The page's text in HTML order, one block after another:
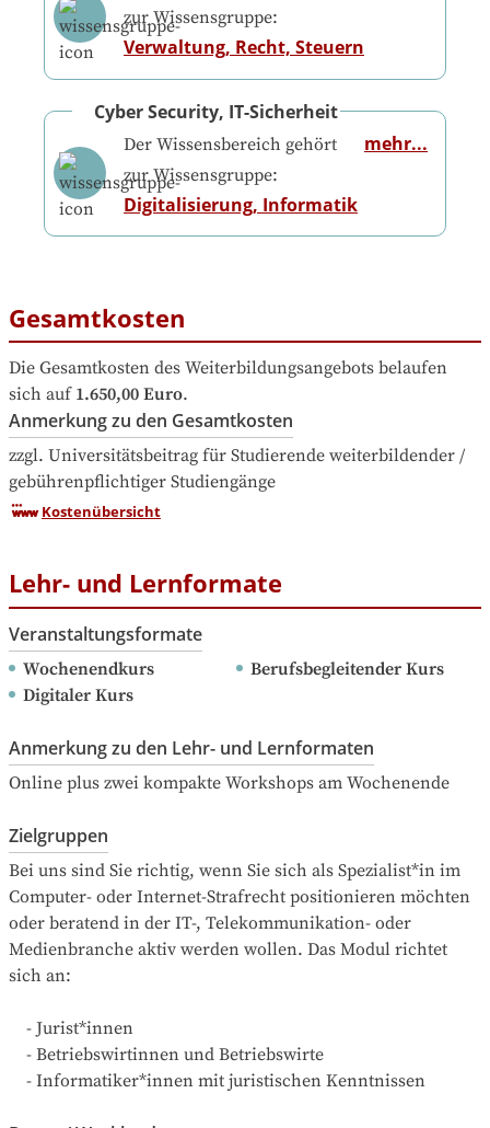
zur Wissensgruppe:
Verwaltung, Recht, Steuern
Cyber Security, IT-Sicherheit
Der Wissensbereich gehört
zur Wissensgruppe:
Digitalisierung, Informatik
mehr...
Gesamtkosten
Die Gesamtkosten des Weiterbildungsangebots belaufen
sich auf 1.650,00 Euro.
Anmerkung zu den Gesamtkosten
zzgl. Universitätsbeitrag für Studierende weiterbildender /
gebührenpflichtiger Studiengänge
Kostenübersicht
Lehr- und Lernformate
Veranstaltungsformate
Wochenendkurs
Berufsbegleitender Kurs
Digitaler Kurs
Anmerkung zu den Lehr- und Lernformaten
Online plus zwei kompakte Workshops am Wochenende
Zielgruppen
Bei uns sind Sie richtig, wenn Sie sich als Spezialist*in im
Computer- oder Internet-Strafrecht positionieren möchten
oder beratend in der IT-, Telekommunikation- oder
Medienbranche aktiv werden wollen. Das Modul richtet
sich an:
    - Informatiker*innen mit juristischen Kenntnissen